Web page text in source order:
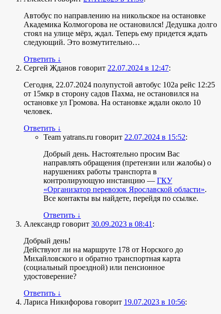
Автобус по направлению на никольское на остановке
Академика Колмогорова не остановился! Дедушка долго
стоял на улице мёрз, ждал. Теперь ему придется ждать
следующий. Это возмутительно…
Ответить ↓
Сергей Жданов говорит 22.07.2024 в 12:47:
Сегодня, 22.07.2024 полупустой автобус 102а рейс 12:25
от 15мкр в сторону садов Пахма, не остановился на
остановке ул Громова. На остановке ждали около 10
человек.
Ответить ↓
Team yatrans.ru говорит 22.07.2024 в 15:52:
Добрый день. Настоятельно просим Вас
направлять обращения (претензии или жалобы) о
нарушениях работы транспорта в
контролирующую инстанцию — ГКУ
«Организатор перевозок Ярославской области».
Все контакты вы найдете, перейдя по ссылке.
Ответить ↓
Александр говорит 30.09.2023 в 08:41 :
Добрый день!
Действуют ли на маршруте 178 от Норского до
Михайловского и обратно транспортная карта
(социальный проездной) или пенсионное
удостоверение?
Ответить ↓
Лариса Никифорова говорит 19.07.2023 в 10:56: